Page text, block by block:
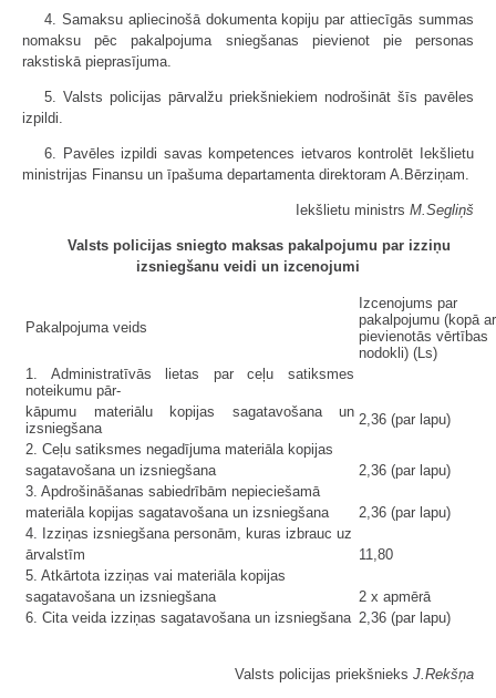
4. Samaksu apliecinošā dokumenta kopiju par attiecīgās summas
nomaksu pēc pakalpojuma sniegšanas pievienot pie personas
rakstiskā pieprasījuma.
5. Valsts policijas pārvalžu priekšniekiem nodrošināt šīs pavēles
izpildi.
6. Pavēles izpildi savas kompetences ietvaros kontrolēt Iekšlietu
ministrijas Finansu un īpašuma departamenta direktoram A.Bērziņam.
Iekšlietu ministrs M.Segliņš
Valsts policijas sniegto maksas pakalpojumu par izziņu
izsniegšanu veidi un izcenojumi
Pakalpojuma veids
Izcenojums par
pakalpojumu (kopā ar
pievienotās vērtības
nodokli) (Ls)
1. Administratīvās lietas par ceļu satiksmes
noteikumu pār-
kāpumu materiālu kopijas sagatavošana un
izsniegšana
2,36 (par lapu)
2. Ceļu satiksmes negadījuma materiāla kopijas
sagatavošana un izsniegšana
2,36 (par lapu)
3. Apdrošināšanas sabiedrībām nepieciešamā
materiāla kopijas sagatavošana un izsniegšana
2,36 (par lapu)
4. Izziņas izsniegšana personām, kuras izbrauc uz
ārvalstīm
11,80
5. Atkārtota izziņas vai materiāla kopijas
sagatavošana un izsniegšana
2 x apmērā
6. Cita veida izziņas sagatavošana un izsniegšana 2,36 (par lapu)
Valsts policijas priekšnieks J.Rekšņa